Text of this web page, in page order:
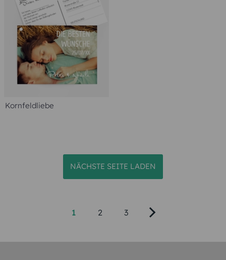
Kornfeldliebe
NÄCHSTE SEITE LADEN
1 2 3